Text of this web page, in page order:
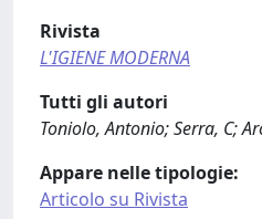
Rivista
L'IGIENE MODERNA
Tutti gli autori
Toniolo, Antonio; Serra, C;
Appare nelle tipologie:
Articolo su Rivista